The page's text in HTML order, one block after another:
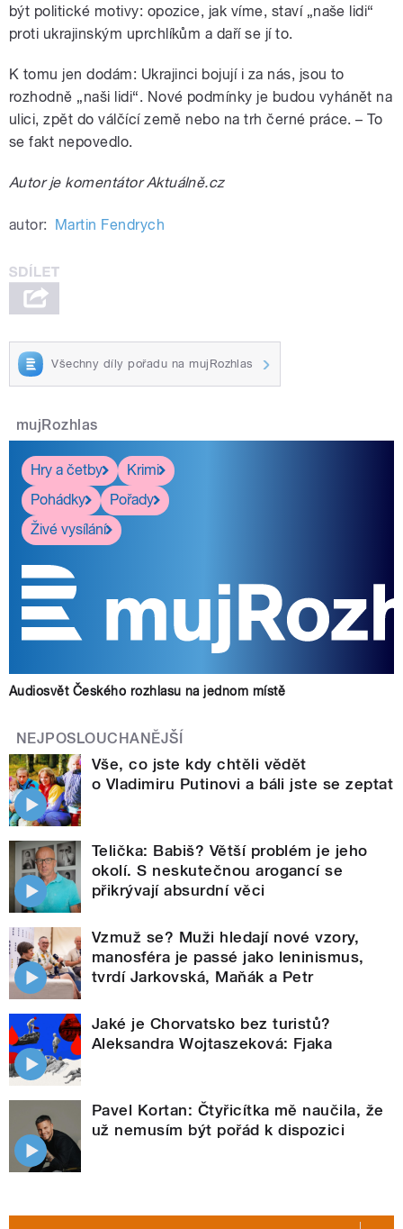
být politické motivy: opozice, jak víme, staví „naše lidi“
proti ukrajinským uprchlíkům a daří se jí to.
K tomu jen dodám: Ukrajinci bojují i za nás, jsou to
rozhodně „naši lidi“. Nové podmínky je budou vyhánět na
ulici, zpět do válčící země nebo na trh černé práce. – To
se fakt nepovedlo.
Autor je komentátor Aktuálně.cz
autor: Martin Fendrych
Všechny díly pořadu na mujRozhlas
mujRozhlas
Hry a četby
Krimi
Pohádky
Pořady
Živé vysílání
Audiosvět Českého rozhlasu na jednom místě
NEJPOSLOUCHANĚJŠÍ
Vše, co jste kdy chtěli vědět
o Vladimiru Putinovi a báli jste se zeptat
Telička: Babiš? Větší problém je jeho
okolí. S neskutečnou arogancí se
přikrývají absurdní věci
Vzmuž se? Muži hledají nové vzory,
manosféra je passé jako leninismus,
tvrdí Jarkovská, Maňák a Petr
Jaké je Chorvatsko bez turistů?
Aleksandra Wojtaszeková: Fjaka
Pavel Kortan: Čtyřicítka mě naučila, že
už nemusím být pořád k dispozici